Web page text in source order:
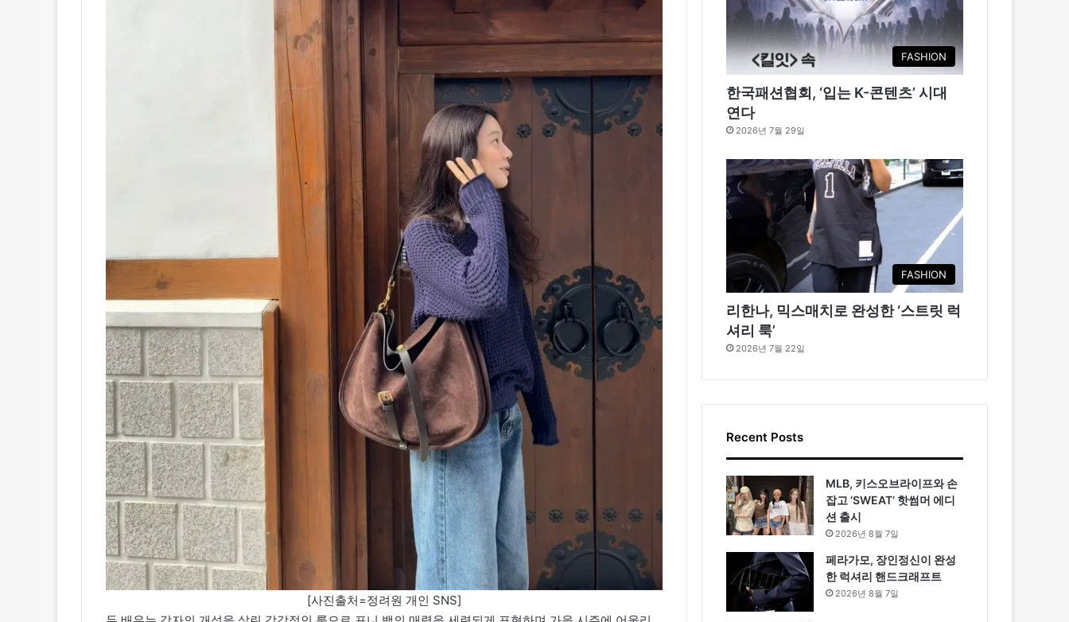
[사진출처=정려원 개인 SNS]
FASHION
한국패션협회, ‘입는 K-콘텐츠’ 시대
연다
2026년 7월 29일
FASHION
리한나, 믹스매치로 완성한 ‘스트릿 럭
셔리 룩’
2026년 7월 22일
Recent Posts
MLB, 키스오브라이프와 손
잡고 ‘SWEAT’ 핫썸머 에디
션 출시
2026년 8월 7일
페라가모, 장인정신이 완성
한 럭셔리 핸드크래프트
2026년 8월 7일